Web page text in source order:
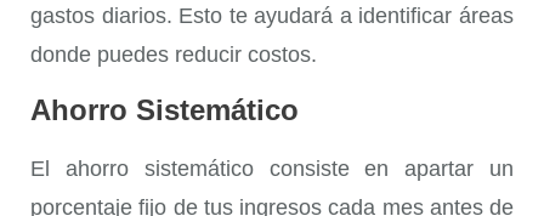
gastos diarios. Esto te ayudará a identificar áreas
donde puedes reducir costos.
Ahorro Sistemático
El ahorro sistemáticoconsiste en apartar un
porcentaje fijo de tus ingresos cada mes antes de